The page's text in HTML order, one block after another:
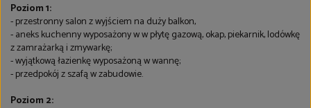
Poziom 1:
- przestronny salon z wyjściem na duży balkon,
- aneks kuchenny wyposażony w w płytę gazową, okap, piekarnik, lodówkę
z zamrażarką i zmywarkę;
- wyjątkową łazienkę wyposażoną w wannę;
- przedpokój z szafą w zabudowie.
Poziom 2: